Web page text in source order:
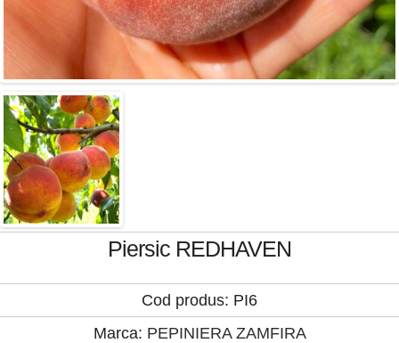
Piersic REDHAVEN
Cod produs: PI6
Marca: PEPINIERA ZAMFIRA